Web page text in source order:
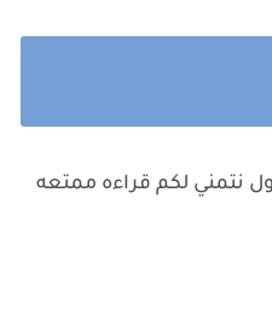
نتمني لكم قراءه ممتعه